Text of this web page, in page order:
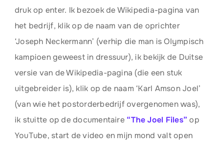
druk op enter. Ik bezoek de Wikipedia-pagina van
het bedrijf, klik op de naam van de oprichter
‘Joseph Neckermann’ (verhip die man is Olympisch
kampioen geweest in dressuur), ik bekijk de Duitse
versie van de Wikipedia-pagina (die een stuk
uitgebreider is), klik op de naam ‘Karl Amson Joel’
(van wie het postorderbedrijf overgenomen was),
ik stuitte op de documentaire “The Joel Files” op
YouTube, start de video en mijn mond valt open